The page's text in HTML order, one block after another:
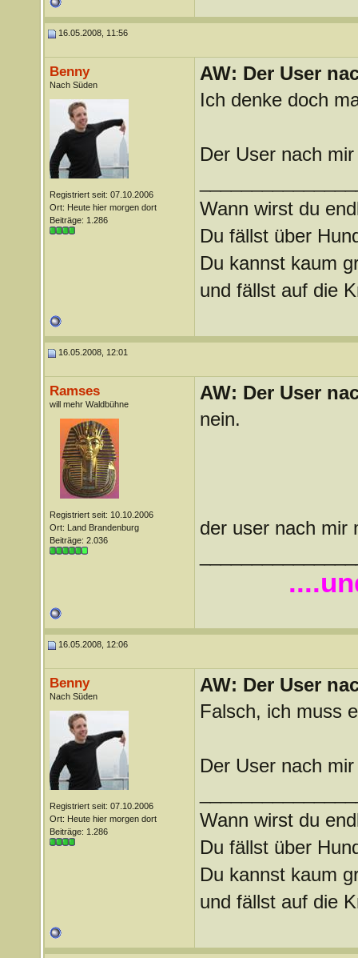
16.05.2008, 11:56
Benny
Nach Süden
Registriert seit: 07.10.2006
Ort: Heute hier morgen dort
Beiträge: 1.286
AW: Der User
Ich denke doch
Der User nach
Wann wirst du
Du fällst über
Du kannst kaum
und fällst auf die
16.05.2008, 12:01
Ramses
will mehr Waldbühne
Registriert seit: 10.10.2006
Ort: Land Brandenburg
Beiträge: 2.036
AW: Der User
nein.
der user nach mir
16.05.2008, 12:06
Benny
Nach Süden
Registriert seit: 07.10.2006
Ort: Heute hier morgen dort
Beiträge: 1.286
AW: Der User
Falsch, ich muss
Der User nach
Wann wirst du
Du fällst über
Du kannst kaum
und fällst auf die